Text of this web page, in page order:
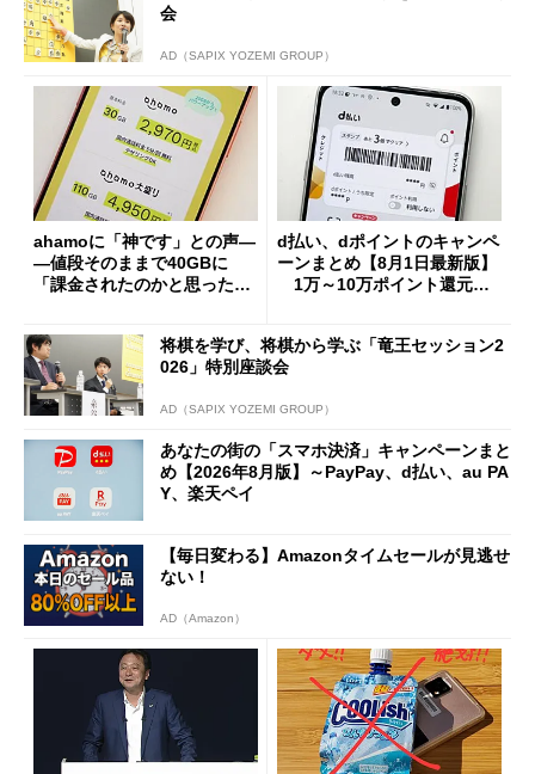
会
AD（SAPIX YOZEMI GROUP）
ahamoに「神です」との声―
―値段そのままで40GBに
「課金されたのかと思った」
d払い、dポイントのキャンペ
ーンまとめ【8月1日最新版】
1万～10万ポイント還元の
将棋を学び、将棋から学ぶ「竜王セッション2
026」特別座談会
AD（SAPIX YOZEMI GROUP）
あなたの街の「スマホ決済」キャンペーンまと
め【2026年8月版】～PayPay、d払い、au PA
Y、楽天ペイ
【毎日変わる】Amazonタイムセールが見逃せ
ない！
AD（Amazon）